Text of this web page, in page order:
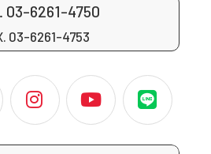
03-6261-4750
03-6261-4753